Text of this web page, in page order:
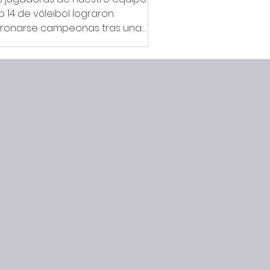
14 de vóleibol lograron
campeonas tras una
Copa Ascenso.